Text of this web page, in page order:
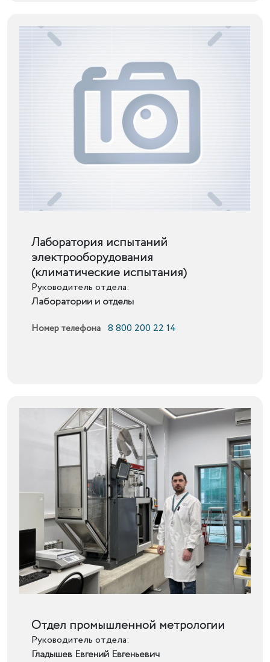
Подробнее
Лаборатория испытаний
электрооборудования
(климатические испытания)
Руководитель отдела:
Лаборатории и отделы
Номер телефона 8 800 200 22 14
Подробнее
Отдел промышленной метрологии
Руководитель отдела:
Гладышев Евгений Евгеньевич